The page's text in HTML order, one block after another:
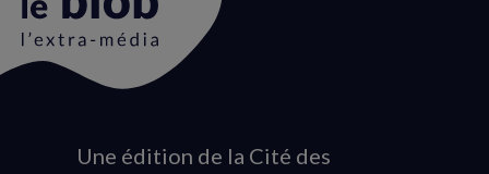
Animation
Une édition de la Cité des